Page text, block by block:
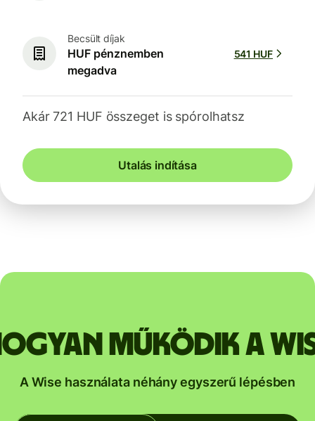
Becsült díjak
HUF pénznemben
megadva
541 HUF
Akár 721 HUF összeget is spórolhatsz
Utalás indítása
működik a
A Wise használata néhány egyszerű lépésben